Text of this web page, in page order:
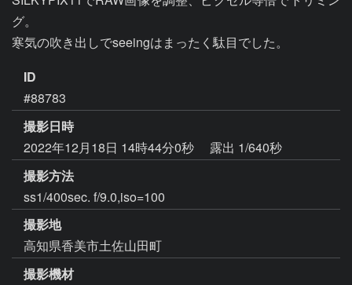
グ。
寒気の吹き出しでseeingはまったく駄目でした。
ID
#88783
撮影日時
2022年12月18日 14時44分0秒
露出 1/640秒
撮影方法
ss1/400sec. f/9.0,iso=100
撮影地
高知県香美市土佐山田町
撮影機材